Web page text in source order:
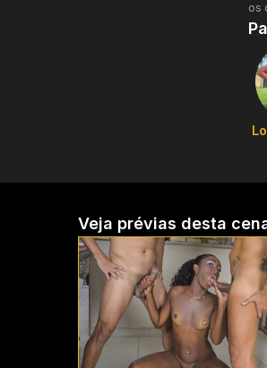
os
Veja prévias desta